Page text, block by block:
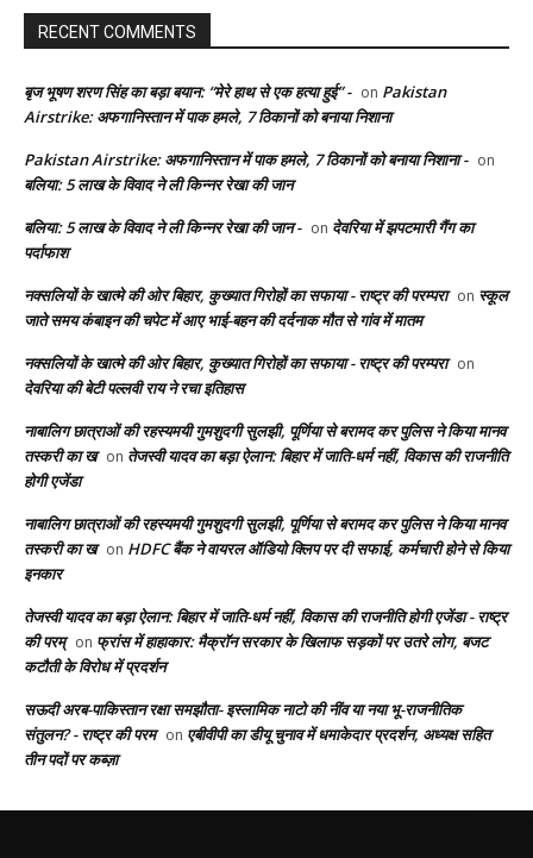
RECENT COMMENTS
बृज भूषण शरण सिंह का बड़ा बयान: “मेरे हाथ से एक हत्या हुई” - on Pakistan
Airstrike: अफगानिस्तान में पाक हमले, 7 ठिकानों को बनाया निशाना
Pakistan Airstrike: अफगानिस्तान में पाक हमले, 7 ठिकानों को बनाया निशाना - on
बलिया: 5 लाख के विवाद ने ली किन्नर रेखा की जान
बलिया: 5 लाख के विवाद ने ली किन्नर रेखा की जान - on देवरिया में झपटमारी गैंग का
पर्दाफाश
नक्सलियों के खात्मे की ओर बिहार, कुख्यात गिरोहों का सफाया - राष्ट्र की परम्परा on स्कूल
जाते समय कंबाइन की चपेट में आए भाई-बहन की दर्दनाक मौत से गांव में मातम
नक्सलियों के खात्मे की ओर बिहार, कुख्यात गिरोहों का सफाया - राष्ट्र की परम्परा on
देवरिया की बेटी पल्लवी राय ने रचा इतिहास
नाबालिग छात्राओं की रहस्यमयी गुमशुदगी सुलझी, पूर्णिया से बरामद कर पुलिस ने किया मानव
तस्करी का ख on तेजस्वी यादव का बड़ा ऐलान: बिहार में जाति-धर्म नहीं, विकास की राजनीति
होगी एजेंडा
नाबालिग छात्राओं की रहस्यमयी गुमशुदगी सुलझी, पूर्णिया से बरामद कर पुलिस ने किया मानव
तस्करी का ख on HDFC बैंक ने वायरल ऑडियो क्लिप पर दी सफाई, कर्मचारी होने से किया
इनकार
तेजस्वी यादव का बड़ा ऐलान: बिहार में जाति-धर्म नहीं, विकास की राजनीति होगी एजेंडा - राष्ट्र
की परम् on फ्रांस में हाहाकार: मैक्रॉन सरकार के खिलाफ सड़कों पर उतरे लोग, बजट
कटौती के विरोध में प्रदर्शन
सऊदी अरब-पाकिस्तान रक्षा समझौता- इस्लामिक नाटो की नींव या नया भू-राजनीतिक
संतुलन? - राष्ट्र की परम on एबीवीपी का डीयू चुनाव में धमाकेदार प्रदर्शन, अध्यक्ष सहित
तीन पदों पर कब्ज़ा